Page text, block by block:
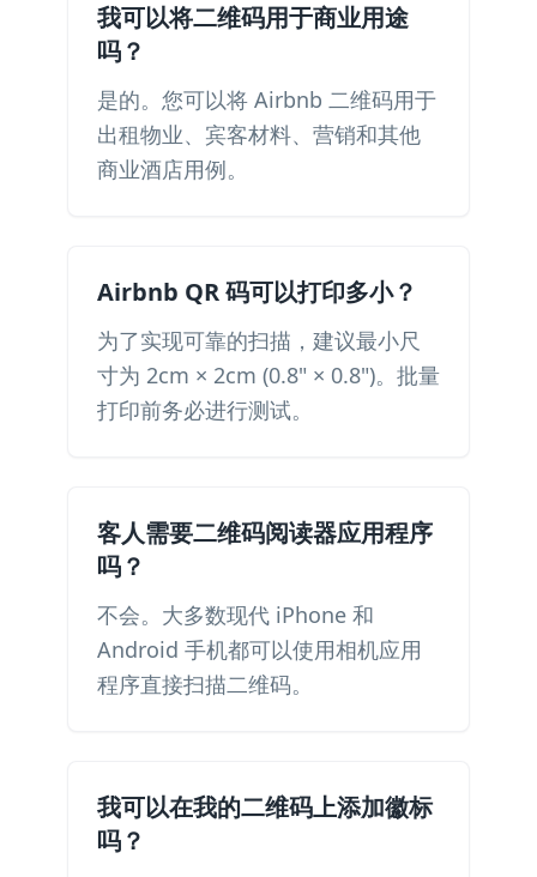
我可以将二维码用于商业用途
吗？
是的。您可以将 Airbnb 二维码用于
出租物业、宾客材料、营销和其他
商业酒店用例。
Airbnb QR 码可以打印多小？
为了实现可靠的扫描，建议最小尺
寸为 2cm × 2cm (0.8" × 0.8")。批量
打印前务必进行测试。
客人需要二维码阅读器应用程序
吗？
不会。大多数现代 iPhone 和
Android 手机都可以使用相机应用
程序直接扫描二维码。
我可以在我的二维码上添加徽标
吗？